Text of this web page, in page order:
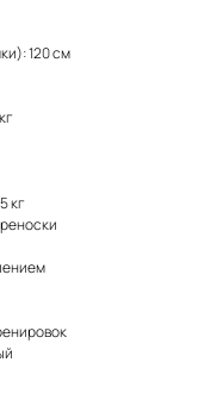
120 см
кг